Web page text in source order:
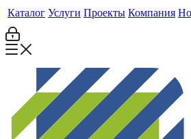
Каталог Услуги Проекты Компания